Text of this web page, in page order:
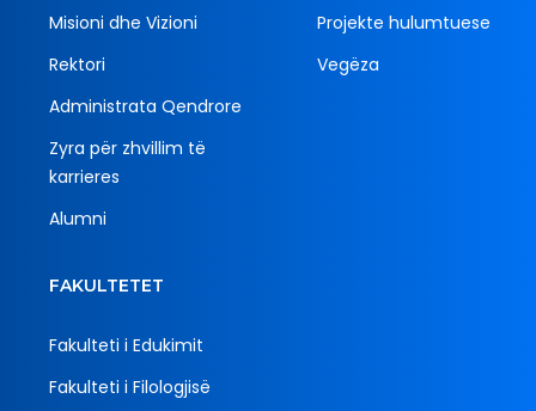
Misioni dhe Vizioni
Rektori
Administrata Qendrore
Zyra për zhvillim të
karrieres
Alumni
Projekte hulumtuese
Vegëza
FAKULTETET
Fakulteti i Edukimit
Fakulteti i Filologjisë